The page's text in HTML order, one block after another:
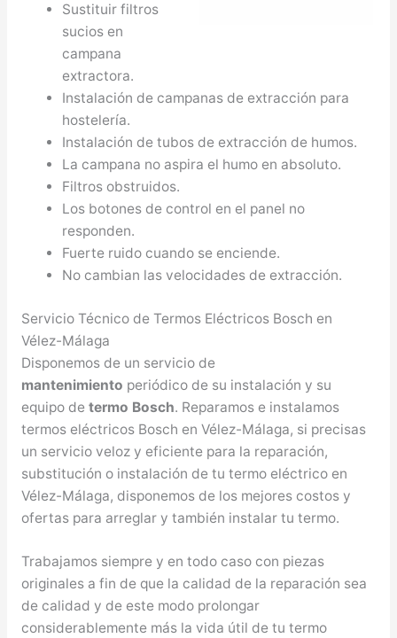
Sustituir filtros
sucios en
campana
extractora.
Instalación de campanas de extracción para
hostelería.
Instalación de tubos de extracción de humos.
La campana no aspira el humo en absoluto.
Filtros obstruidos.
Los botones de control en el panel no
responden.
Fuerte ruido cuando se enciende.
No cambian las velocidades de extracción.
Servicio Técnico de Termos Eléctricos Bosch en
Vélez-Málaga
Disponemos de un servicio de
mantenimiento periódico de su instalación y su
equipo de termo Bosch. Reparamos e instalamos
termos eléctricos Bosch en Vélez-Málaga, si precisas
un servicio veloz y eficiente para la reparación,
substitución o instalación de tu termo eléctrico en
Vélez-Málaga, disponemos de los mejores costos y
ofertas para arreglar y también instalar tu termo.
Trabajamos siempre y en todo caso con piezas
originales a fin de que la calidad de la reparación sea
de calidad y de este modo prolongar
considerablemente más la vida útil de tu termo